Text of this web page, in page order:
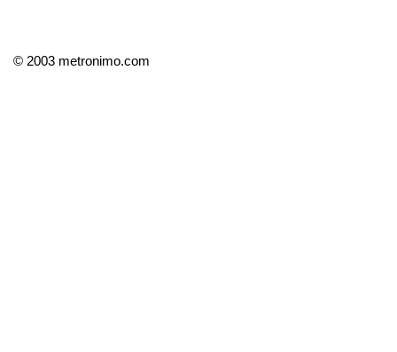
© 2003 metronimo.com